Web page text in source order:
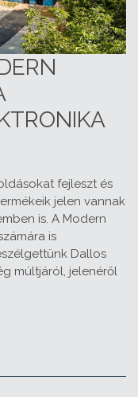
fejleszt és
jelen vannak
is. A Modern
is
Dallos
múltjáról, jelenéről